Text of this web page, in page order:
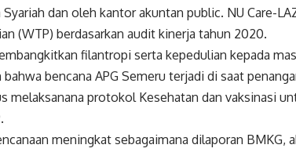
dan oleh kantor akuntan public. NU Care-
(WTP) berdasarkan audit kinerja tahun 2020.
filantropi serta kepedulian kepada
bencana APG Semeru terjadi di saat
melaksanana protokol Kesehatan dan vaksinasi
meningkat sebagaimana dilaporan BMKG,